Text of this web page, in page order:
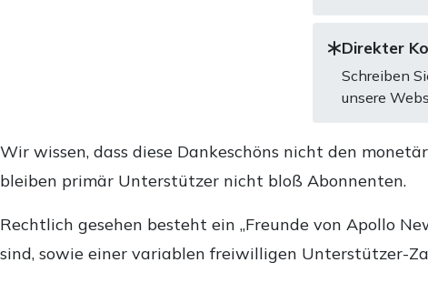
Direkter
Schreiben
unsere
Wir wissen, dass diese Dankeschöns nicht den
bleiben primär Unterstützer nicht bloß Abonnenten.
Rechtlich gesehen besteht ein „Freunde von Apollo
sind, sowie einer variablen freiwilligen Unterstützer-